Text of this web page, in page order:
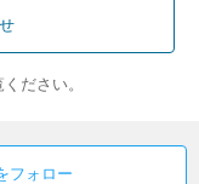
ださい。
フォロー